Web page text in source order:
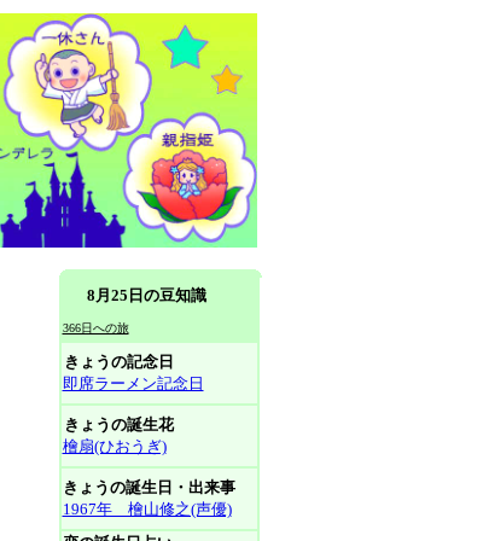
8月25日の豆知識
366日への旅
きょうの記念日
即席ラーメン記念日
きょうの誕生花
檜扇(ひおうぎ)
きょうの誕生日・出来事
1967年 檜山修之(声優)